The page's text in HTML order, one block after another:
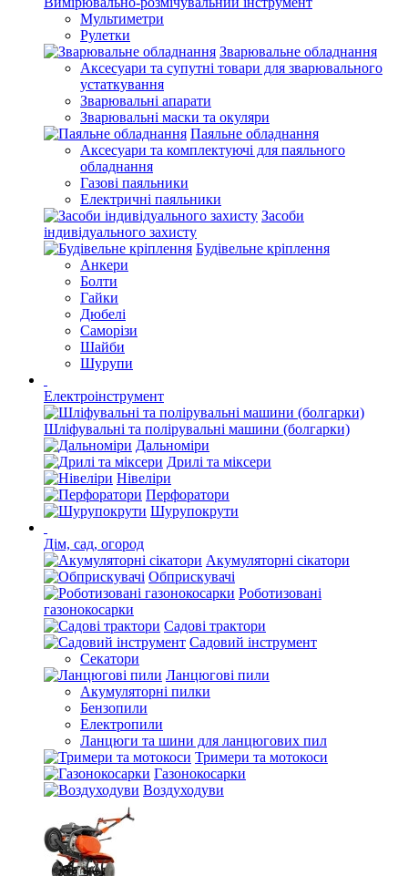
Мультиметри
Рулетки
Зварювальне обладнання
Аксесуари та супутні товари для зварювального
устаткування
Зварювальні апарати
Зварювальні маски та окуляри
Паяльне обладнання
Аксесуари та комплектуючі для паяльного
обладнання
Газові паяльники
Електричні паяльники
Засоби
індивідуального захисту
Будівельне кріплення
Анкери
Болти
Гайки
Дюбелі
Саморізи
Шайби
Шурупи
Електроінструмент
Шліфувальні та полірувальні машини (болгарки)
Дальноміри
Дрилі та міксери
Нівеліри
Перфоратори
Шурупокрути
Дім, сад, огород
Акумуляторні сікатори
Обприскувачі
Роботизовані
газонокосарки
Садові трактори
Садовий інструмент
Секатори
Ланцюгові пили
Акумуляторні пилки
Бензопили
Електропили
Ланцюги та шини для ланцюгових пил
Тримери та мотокоси
Газонокосарки
Воздуходуви